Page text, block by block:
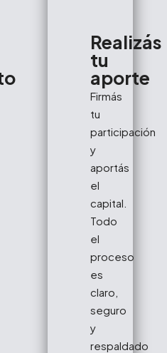
Realizás
tu
aporte
Firmás
tu
participación
y
aportás
el
capital.
Todo
el
proceso
es
claro,
seguro
y
respaldado